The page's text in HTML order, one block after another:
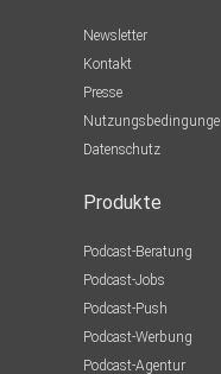
Newsletter
Kontakt
Presse
Datenschutz
Produkte
Podcast-Beratung
Podcast-Jobs
Podcast-Push
Podcast-Werbung
Podcast-Agentur